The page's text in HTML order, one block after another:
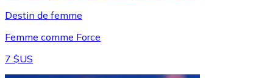
Destin de femme
Femme comme Force
7 $US